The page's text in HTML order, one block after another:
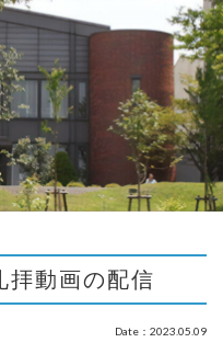
拝動画の配信
Date：2023.05.09